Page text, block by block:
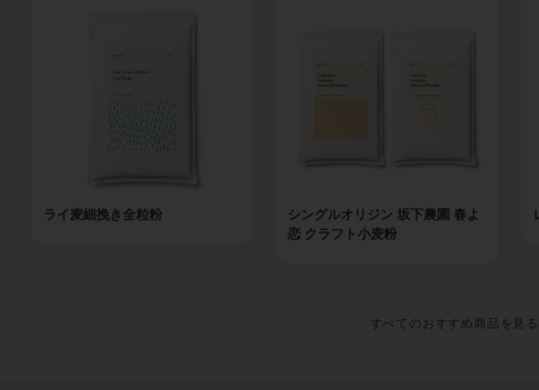
ライ麦細挽き全粒粉
シングルオリジン 坂下農園 春よ
恋 クラフト小麦粉
すべてのおすすめ商品を見る